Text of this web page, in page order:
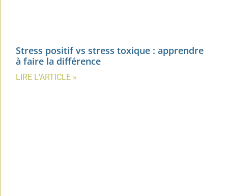
Stress positif vs stress toxique : apprendre
à faire la différence
LIRE L'ARTICLE »